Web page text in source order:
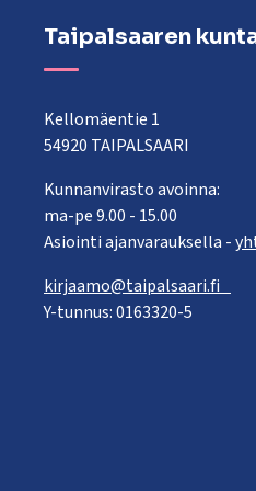
Taipalsaaren
Kellomäentie 1
54920 TAIPALSAARI
Kunnanvirasto avoinna:
ma-pe 9.00 - 15.00
Asiointi ajanvarauksella -
kirjaamo@taipalsaari.fi
Y-tunnus: 0163320-5